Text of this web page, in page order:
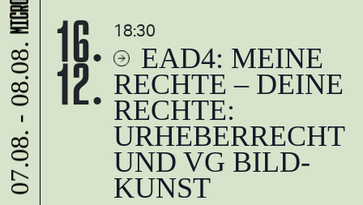
16.
12.
EAD4: MEINE
RECHTE – DEINE
RECHTE:
URHEBERRECHT
UND VG BILD-
KUNST
18:30
07.08. - 08.08.